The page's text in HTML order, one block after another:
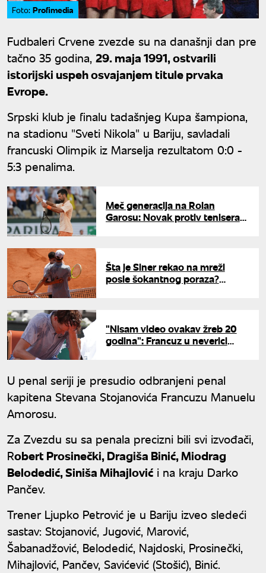
Foto: Profimedia
Fudbaleri Crvene zvezde su na današnji dan pre
tačno 35 godina, 29. maja 1991, ostvarili
istorijski uspeh osvajanjem titule prvaka
Evrope.
Srpski klub je finalu tadašnjeg Kupa šampiona,
na stadionu "Sveti Nikola" u Bariju, savladali
francuski Olimpik iz Marselja rezultatom 0:0 -
5:3 penalima.
Meč generacija na Rolan
Garosu: Novak protiv tenisera
Šta je Siner rekao na mreži
posle šokantnog poraza?
"Nisam video ovakav žreb 20
godina": Francuz u neverici
U penal seriji je presudio odbranjeni penal
kapitena Stevana Stojanovića Francuzu Manuelu
Amorosu.
Za Zvezdu su sa penala precizni bili svi izvođači,
Robert Prosinečki, Dragiša Binić, Miodrag
Belodedić, Siniša Mihajlović i na kraju Darko
Pančev.
Trener Ljupko Petrović je u Bariju izveo sledeći
sastav: Stojanović, Jugović, Marović,
Šabanadžović, Belodedić, Najdoski, Prosinečki,
Mihajlović, Pančev, Savićević (Stošić), Binić.